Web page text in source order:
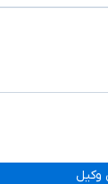
وکیل